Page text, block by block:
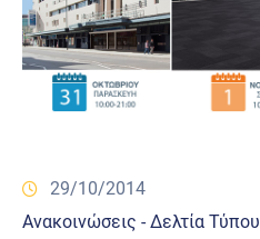
29/10/2014
Ανακοινώσεις - Δελτία Τύπου